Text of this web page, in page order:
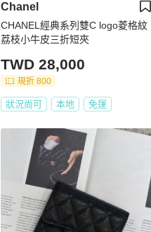
Chanel
CHANEL經典系列雙C logo菱格紋
荔枝小牛皮三折短夾
TWD 28,000
現折 800
狀況尚可 本地 免運